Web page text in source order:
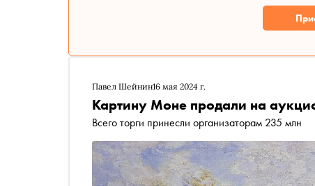
Павел Шейнин16 мая 2024 г.
Картину Моне продали на
Всего торги принесли организаторам 235 млн